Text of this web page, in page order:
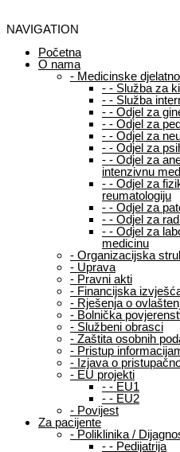
NAVIGATION
Početna
O nama
- Medicinske
- - Služba za
- - Služba
- - Odjel za
- - Odjel za
- - Odjel za
- - Odjel za
- - Odjel za
intenzivnu
- - Odjel za
reumatologiju
- - Odjel za
- - Odjel za
- - Odjel za
medicinu
- Organizacijska
- Uprava
- Pravni akti
- Financijska
- Rješenja o
- Bolnička
- Službeni obrasci
- Zaštita osobnih
- Pristup
- Izjava o
- EU projekti
- - EU1
- - EU2
- Povijest
Za pacijente
- Poliklinika /
- - Pedijatrija